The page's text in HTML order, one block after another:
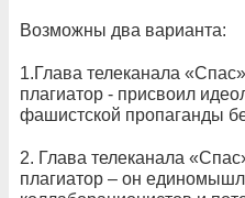
Возможны два варианта:
1.Глава телеканала
плагиатор - присвоил
фашистской пропаганды
2. Глава телеканала
плагиатор – он